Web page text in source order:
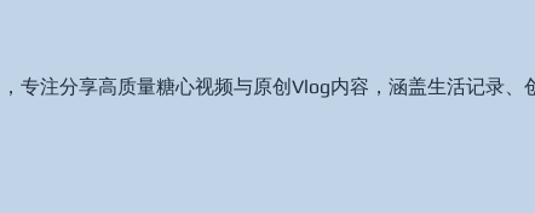
专注分享高质量糖心视频与原创Vlog内容，涵盖生活记录、